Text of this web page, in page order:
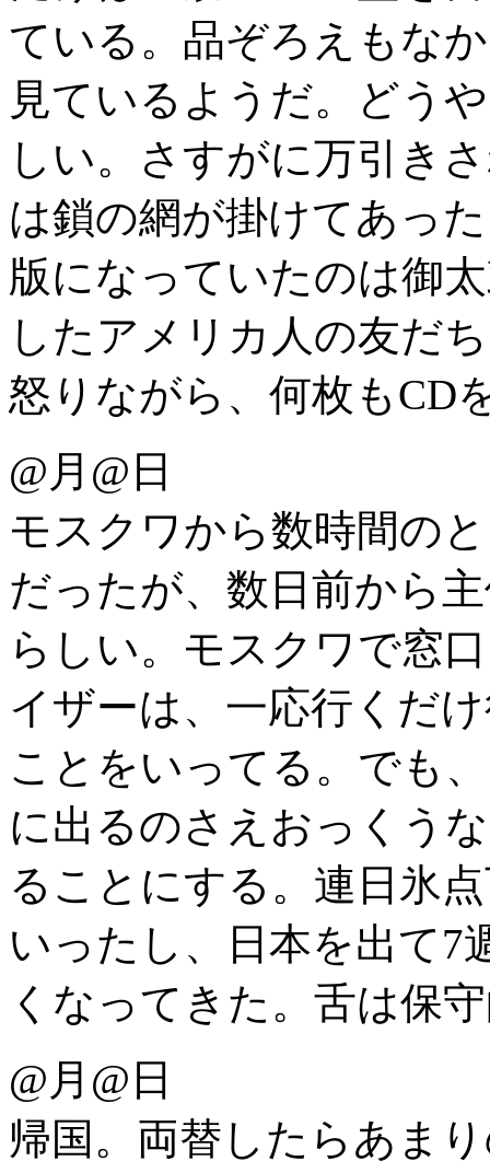
ている。品ぞろえもな
見ているようだ。どう
しい。さすがに万引き
は鎖の網が掛けてあっ
版になっていたのは御
したアメリカ人の友だ
怒りながら、何枚もCD
@月@日
モスクワから数時間の
だったが、数日前から
らしい。モスクワで窓
イザーは、一応行くだ
ことをいってる。でも
に出るのさえおっくう
ることにする。連日氷
いったし、日本を出て7
くなってきた。舌は保
@月@日
帰国。両替したらあま